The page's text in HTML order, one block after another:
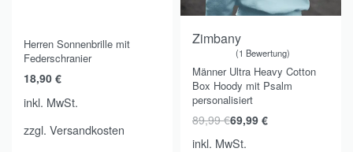
Herren Sonnenbrille mit
Federschranier
18,90 €
inkl. MwSt.
zzgl. Versandkosten
Zimbany
Bewertet mit 5.00 von 5
1 Bewertung
Männer Ultra Heavy Cotton
Box Hoody mit Psalm
personalisiert
89,99€69,99 €
inkl. MwSt.